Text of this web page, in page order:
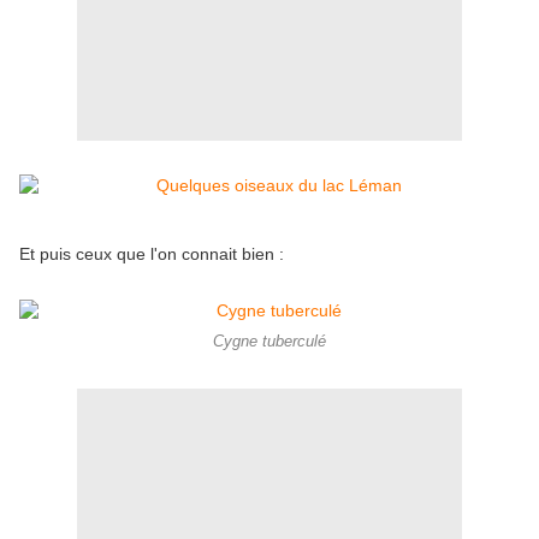
Et puis ceux que l'on connait bien :
Cygne tuberculé